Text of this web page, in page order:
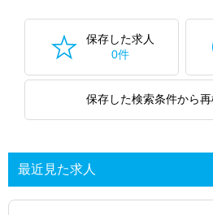
保存した求人
0件
保存した検索条件から
最近見た求人